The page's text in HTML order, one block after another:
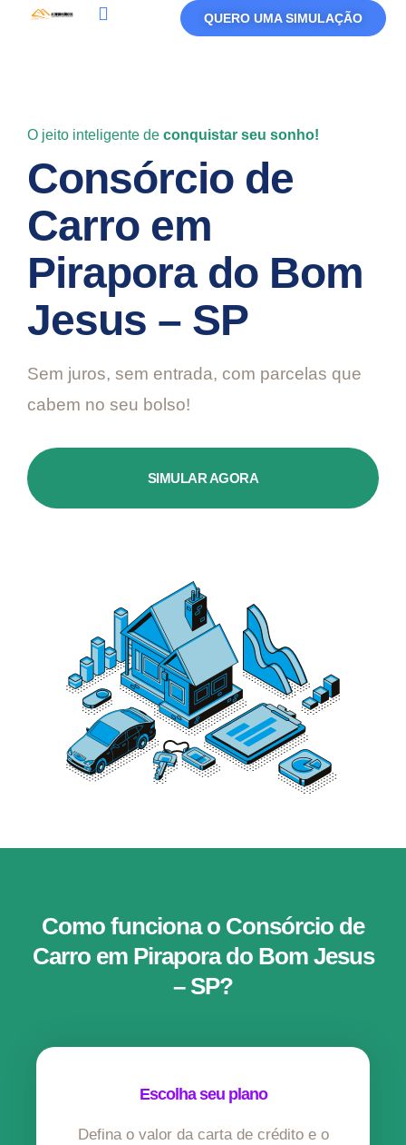
QUERO UMA SIMULAÇÃO
O jeito inteligente de conquistar seu sonho!
Consórcio de
Carro em
Pirapora do Bom
Jesus – SP
Sem juros, sem entrada, com parcelas que
cabem no seu bolso!
SIMULAR AGORA
Como funciona o Consórcio de
Carro em Pirapora do Bom Jesus
– SP?
Escolha seu plano
Defina o valor da carta de crédito e o